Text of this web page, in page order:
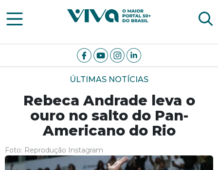
Viva Notícias
ÚLTIMAS NOTÍCIAS
Rebeca Andrade leva o
ouro no salto do Pan-
Americano do Rio
Foto: Reprodução Instagram